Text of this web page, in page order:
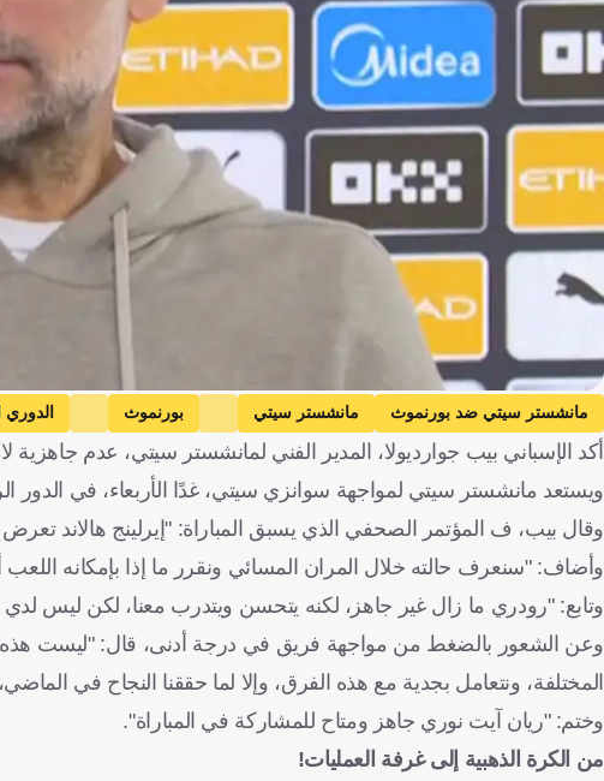
مانشستر سيتي ضد بورنموث مانشستر سيتي بورنموث الدوري
كأس رابطة المحترفين
بيب جوارديولا رودري إرلينج هالاند ريان آيت
أكد الإسباني بيب جوارديولا، المدير الفني لمانشستر سيتي، عدم جاهزية
ويستعد مانشستر سيتي لمواجهة سوانزي سيتي، غدًا الأربعاء، في الدور
وقال بيب، ف المؤتمر الصحفي الذي يسبق المباراة: "إيرلينج هالاند
وأضاف: "سنعرف حالته خلال المران المسائي ونقرر ما إذا بإمكانه
وتابع: "رودري ما زال غير جاهز، لكنه يتحسن ويتدرب معنا، لكن ليس
المختلفة، ونتعامل بجدية مع هذه الفرق، وإلا لما حققنا النجاح في
وختم: "ريان آيت نوري جاهز ومتاح للمشاركة في المباراة".
من الكرة الذهبية إلى غرفة العمليات!